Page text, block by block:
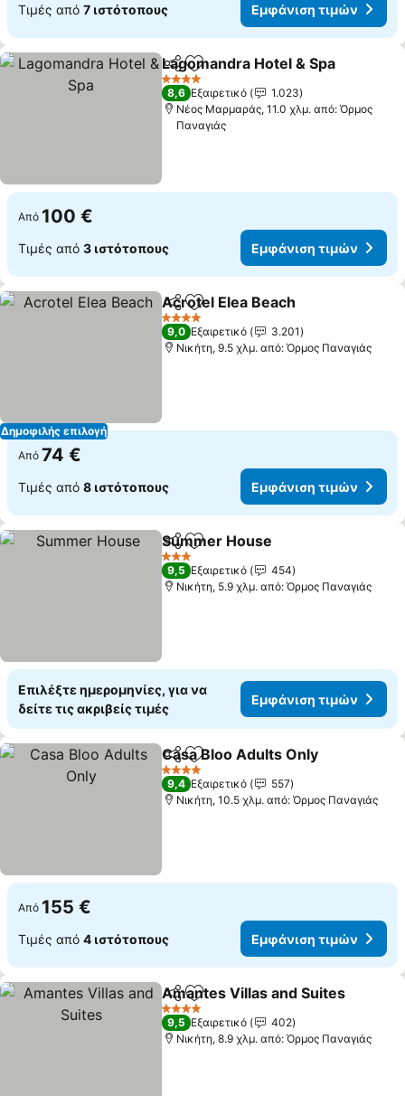
Τιμές από 7 ιστότοπους Εμφάνιση τιμών
Κοινοποίηση
Προσθήκη στα αγαπημένα
Lagomandra Hotel & Spa
4 Αστέρια
8,6 Εξαιρετικό
1.023
Νέος Μαρμαράς, 11.0 χλμ. από: Όρμος
Παναγιάς
Από 100 €
Τιμές από 3 ιστότοπους Εμφάνιση τιμών
Δημοφιλής επιλογή
Κοινοποίηση
Προσθήκη στα αγαπημένα
Acrotel Elea Beach
4 Αστέρια
9,0 Εξαιρετικό
3.201
Νικήτη, 9.5 χλμ. από: Όρμος Παναγιάς
Από 74 €
Τιμές από 8 ιστότοπους Εμφάνιση τιμών
Κοινοποίηση
Προσθήκη στα αγαπημένα
Summer House
3 Αστέρια
9,5 Εξαιρετικό
454
Νικήτη, 5.9 χλμ. από: Όρμος Παναγιάς
Επιλέξτε ημερομηνίες, για να
δείτε τις ακριβείς τιμές
Εμφάνιση τιμών
Κοινοποίηση
Προσθήκη στα αγαπημένα
Casa Bloo Adults Only
4 Αστέρια
9,4 Εξαιρετικό
557
Νικήτη, 10.5 χλμ. από: Όρμος Παναγιάς
Από 155 €
Τιμές από 4 ιστότοπους Εμφάνιση τιμών
Κοινοποίηση
Προσθήκη στα αγαπημένα
Amantes Villas and Suites
4 Αστέρια
9,5 Εξαιρετικό
402
Νικήτη, 8.9 χλμ. από: Όρμος Παναγιάς